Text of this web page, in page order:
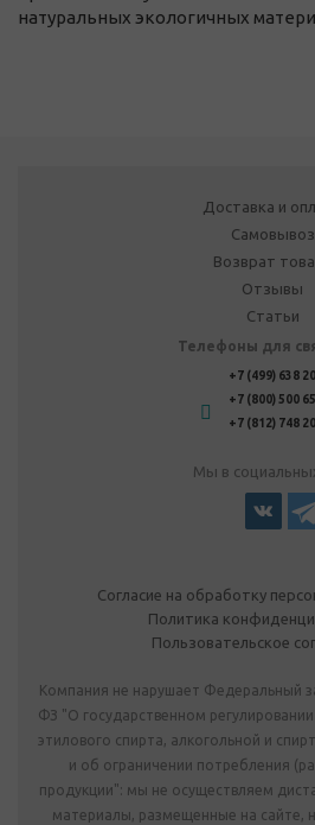
натуральных экологичных
Доставка и
Самовывоз
Возврат
Отзывы
Статьи
Телефоны для
+7 (499) 638
+7 (800) 500 65
+7 (812) 748
Мы в
Согласие на обработку
Политика
Пользовательское
Компания не нарушает Федеральный
ФЗ "О государственном
этилового спирта, алкогольной и
и об ограничении потребления
продукции": мы не осуществляем
материалы, размещенные на сайте,